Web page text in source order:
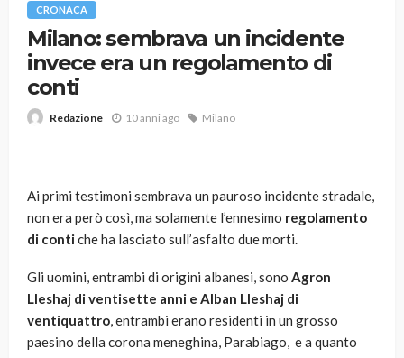
CRONACA
Milano: sembrava un incidente
invece era un regolamento di
conti
Redazione 10 anni ago Milano
Ai primi testimoni sembrava un pauroso incidente stradale,
non era però così, ma solamente l’ennesimo regolamento
di contiche ha lasciato sull’asfalto due morti.
Gli uomini, entrambi di origini albanesi, sono Agron
Lleshaj di ventisette anni e Alban Lleshaj di
ventiquattro, entrambi erano residenti in un grosso
paesino della corona meneghina, Parabiago, e a quanto